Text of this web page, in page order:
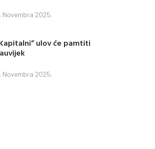
Novembra 2025.
ulov će pamtiti
Novembra 2025.